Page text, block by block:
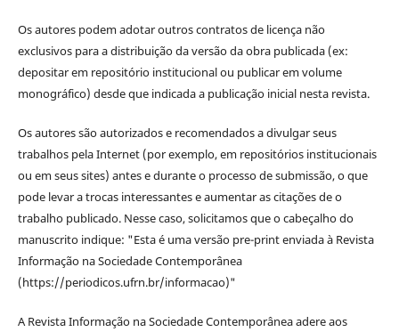
Os autores podem adotar outros contratos de licença não
exclusivos para a distribuição da versão da obra publicada (ex:
depositar em repositório institucional ou publicar em volume
monográfico) desde que indicada a publicação inicial nesta revista.
Os autores são autorizados e recomendados a divulgar seus
trabalhos pela Internet (por exemplo, em repositórios institucionais
ou em seus sites) antes e durante o processo de submissão, o que
pode levar a trocas interessantes e aumentar as citações de o
trabalho publicado. Nesse caso, solicitamos que o cabeçalho do
manuscrito indique: "Esta é uma versão pre-print enviada à Revista
Informação na Sociedade Contemporânea
(https://periodicos.ufrn.br/informacao)"
A Revista Informação na Sociedade Contemporânea adere aos